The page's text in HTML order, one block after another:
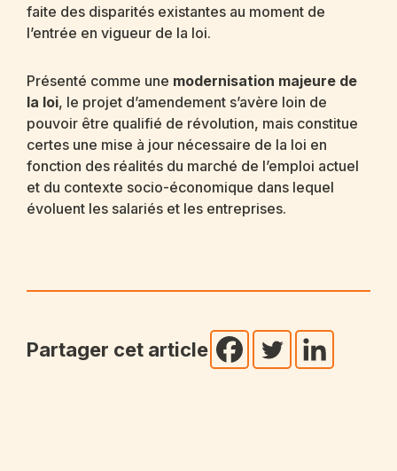
faite des disparités existantes au moment de
l’entrée en vigueur de la loi.
Présenté comme une modernisation majeure de
la loi, le projet d’amendement s’avère loin de
pouvoir être qualifié de révolution, mais constitue
certes une mise à jour nécessaire de la loi en
fonction des réalités du marché de l’emploi actuel
et du contexte socio-économique dans lequel
évoluent les salariés et les entreprises.
Partager cet article